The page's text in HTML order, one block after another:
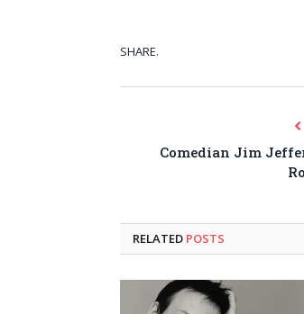
SHARE.
Comedian Jim
RELATED POSTS